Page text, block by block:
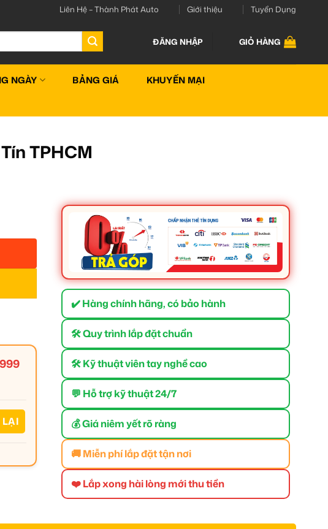
Liên Hệ – Thành Phát Auto Giới thiệu Tuyển Dụng
ĐĂNG NHẬP GIỎ HÀNG
NGÀY BẢNG GIÁ KHUYẾN MẠI
TPHCM
✔️ Hàng chính hãng, có bảo hành
🛠 Quy trình lắp đặt chuẩn
🛠 Kỹ thuật viên tay nghề cao
💬 Hỗ trợ kỹ thuật 24/7
💰 Giá niêm yết rõ ràng
🚚 Miễn phí lắp đặt tận nơi
❤️ Lắp xong hài lòng mới thu tiền